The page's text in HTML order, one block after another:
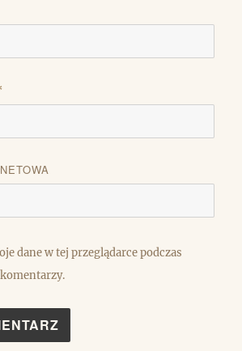
dane w tej przeglądarce podczas